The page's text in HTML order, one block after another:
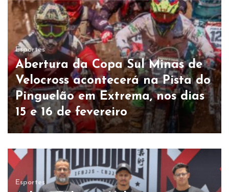
Esportes
Abertura da Copa Sul Minas de
Velocross acontecerá na Pista do
Pinguelão em Extrema, nos dias
15 e 16 de fevereiro
Esportes